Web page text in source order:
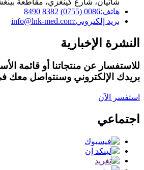
شاتيان، شارع كينغزي، مقاطعة
هاتف:0086 (0755) 8382 8490
بريد إلكتروني:info@lnk-med.com
النشرة الإخبارية
للاستفسار عن منتجاتنا أو قائمة
بريدك الإلكتروني وسنتواصل معك في
استفسر الآن
اجتماعي